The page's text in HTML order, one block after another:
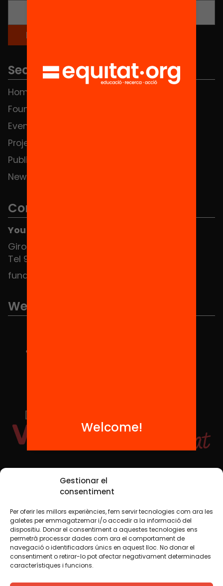
Gestionar el
consentiment
Per oferir les millors experiències, fem servir tecnologies com ara les
galetes per emmagatzemar i/o accedir a la informació del
dispositiu. Donar el consentiment a aquestes tecnologies ens
permetrà processar dades com ara el comportament de
navegació o identificadors únics en aquest lloc. No donar el
consentiment o retirar-lo pot afectar negativament determinades
característiques i funcions.
Sections
Home
Foundation
Events
Projects
Publications and videos
News
Contact
You can find us at the Social HUB
Girona 34, interior 08010 Barcelona
Tel 934 588 700
fundacio@equitat.org
We are part of...
Social Media
TW YTB IG FB IN
Legal NoticeCookie Policy
Welcome!